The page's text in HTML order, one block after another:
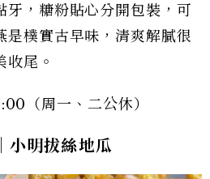
，糖粉貼心分開包裝，可
是樸實古早味，清爽解膩很
收尾。
（周一、二公休）
小明拔絲地瓜